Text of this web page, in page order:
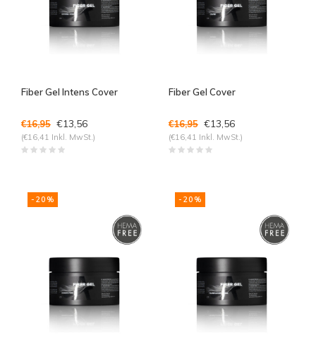
Fiber Gel Intens Cover
€16,95 €13,56
(€16,41 Inkl. MwSt.)
Fiber Gel Cover
€16,95 €13,56
(€16,41 Inkl. MwSt.)
-20% -20%